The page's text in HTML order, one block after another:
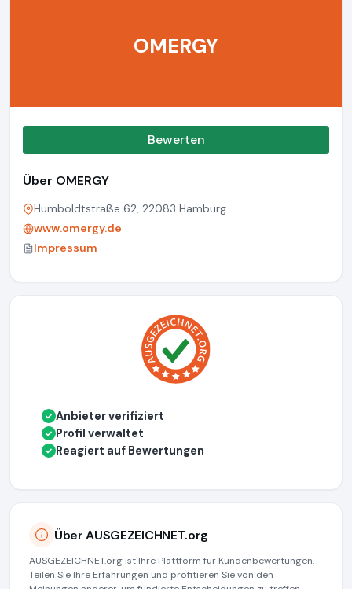
OMERGY
Bewerten
Über OMERGY
Humboldtstraße 62, 22083 Hamburg
www.omergy.de
Impressum
✓ Anbieter verifiziert
✓ Profil verwaltet
✓ Reagiert auf Bewertungen
Über AUSGEZEICHNET.org
AUSGEZEICHNET.org ist Ihre Plattform für Kundenbewertungen.
Teilen Sie Ihre Erfahrungen und profitieren Sie von den